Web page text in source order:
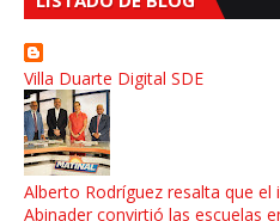
Villa Duarte Digital SDE
Alberto Rodríguez resalta que el
Abinader convirtió las escuelas